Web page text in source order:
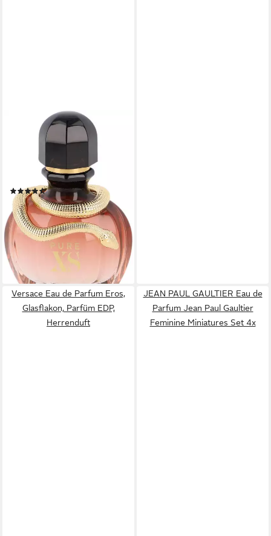
PACO RABANNE
Eau de Parfum Paco Rabanne
mit Vanille, Ylang-Ylang und
(98)
ab 55,83 €
(186,10 €/ 100 ml)
lieferbar - in 2-3 Werktagen bei dir
Versace Eau de Parfum Eros,
Glasflakon, Parfüm EDP,
Herrenduft
JEAN PAUL GAULTIER Eau de
Parfum Jean Paul Gaultier
Feminine Miniatures Set 4x